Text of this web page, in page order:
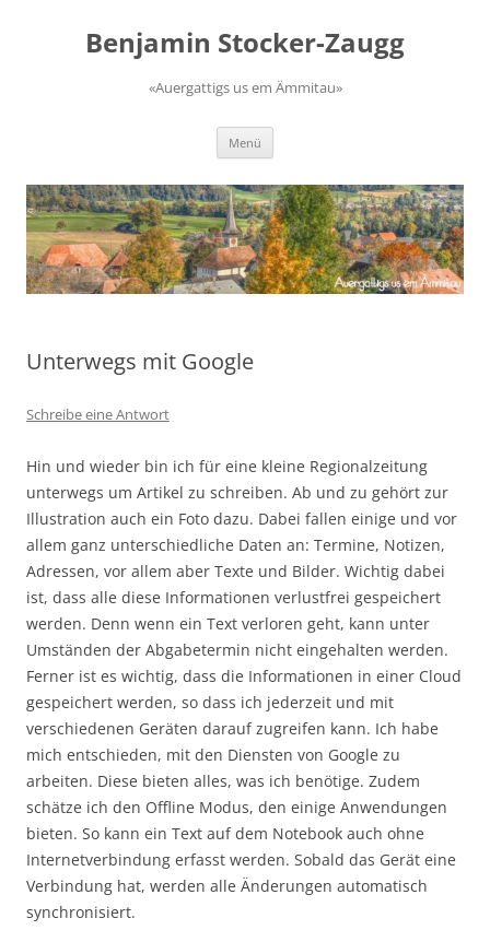
springenBenjamin Stocker-Zaugg
«Auergattigs us em Ämmitau»
Menü
Unterwegs mit Google
Schreibe eine Antwort
Hin und wieder bin ich für eine kleine Regionalzeitung
unterwegs um Artikel zu schreiben. Ab und zu gehört zur
Illustration auch ein Foto dazu. Dabei fallen einige und vor
allem ganz unterschiedliche Daten an: Termine, Notizen,
Adressen, vor allem aber Texte und Bilder. Wichtig dabei
ist, dass alle diese Informationen verlustfrei gespeichert
werden. Denn wenn ein Text verloren geht, kann unter
Umständen der Abgabetermin nicht eingehalten werden.
Ferner ist es wichtig, dass die Informationen in einer Cloud
gespeichert werden, so dass ich jederzeit und mit
verschiedenen Geräten darauf zugreifen kann. Ich habe
mich entschieden, mit den Diensten von Google zu
arbeiten. Diese bieten alles, was ich benötige. Zudem
schätze ich den Offline Modus, den einige Anwendungen
bieten. So kann ein Text auf dem Notebook auch ohne
Internetverbindung erfasst werden. Sobald das Gerät eine
Verbindung hat, werden alle Änderungen automatisch
synchronisiert.